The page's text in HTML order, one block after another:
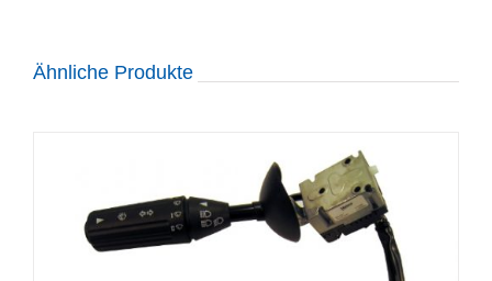
Ähnliche Produkte